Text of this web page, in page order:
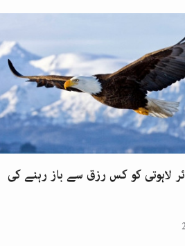
لاہوتی کو کس رزق سے باز رہنے کی